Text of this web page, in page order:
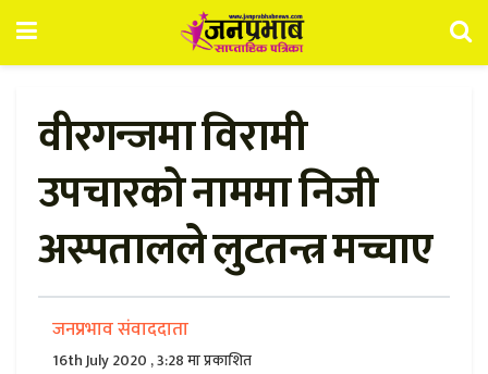
वीरगन्जमा विरामी
उपचारको नाममा निजी
अस्पतालले लुटतन्त्र मच्चाए
जनप्रभाव संवाददाता
16th July 2020 , 3:28 मा प्रकाशित